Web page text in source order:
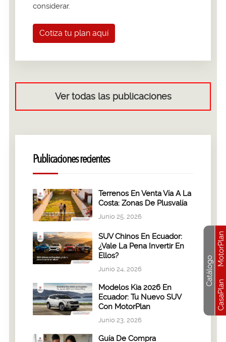
considerar.
Cotiza tu plan aquí
Ver todas las publicaciones
Publicaciones recientes
Terrenos En Venta Vía A La
Costa: Zonas De Plusvalía
Junio 25, 2026
SUV Chinos En Ecuador:
¿Vale La Pena Invertir En
Ellos?
Junio 24, 2026
Modelos Kia 2026 En
Ecuador: Tu Nuevo SUV
Con MotorPlan
Junio 23, 2026
Guía De Compra
Catálogo
CasaPlan
MotorPlan